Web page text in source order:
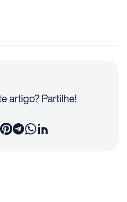
artigo? Partilhe!